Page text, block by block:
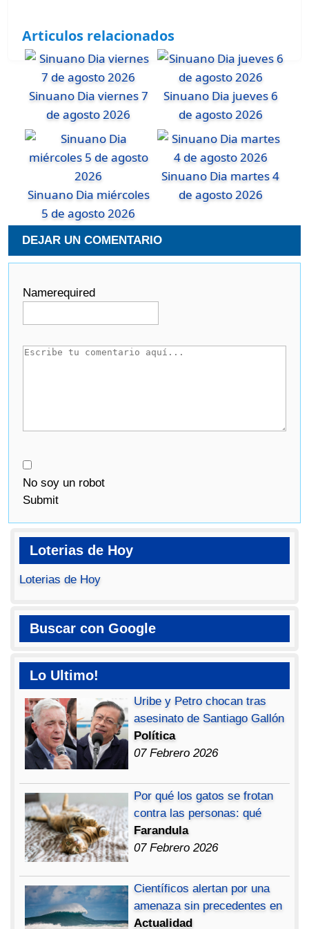
Articulos relacionados
Sinuano Dia viernes 7
de agosto 2026
Sinuano Dia jueves 6
de agosto 2026
Sinuano Dia miércoles
5 de agosto 2026
Sinuano Dia martes 4
de agosto 2026
DEJAR UN COMENTARIO
Namerequired
No soy un robot
Submit
Loterias de Hoy
Loterias de Hoy
Buscar con Google
Lo Ultimo!
Uribe y Petro chocan tras
asesinato de Santiago Gallón
Política
07 Febrero 2026
Por qué los gatos se frotan
contra las personas: qué
Farandula
07 Febrero 2026
Científicos alertan por una
amenaza sin precedentes en
Actualidad